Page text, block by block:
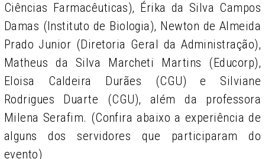
Ciências Farmacêuticas), Érika da Silva Campos
Damas (Instituto de Biologia), Newton de Almeida
Prado Junior (Diretoria Geral da Administração),
Matheus da Silva Marcheti Martins (Educorp),
Eloisa Caldeira Durães (CGU) e Silviane
Rodrigues Duarte (CGU), além da professora
Milena Serafim. (Confira abaixo a experiência de
alguns dos servidores que participaram do
evento)